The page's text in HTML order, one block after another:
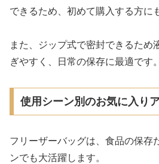
できるため、初めて購入する方に
また、ジップ式で密封できるため
ぎやすく、日常の保存に最適です。
使用シーン別のお気に入り
フリーザーバッグは、食品の保存
ンでも大活躍します。